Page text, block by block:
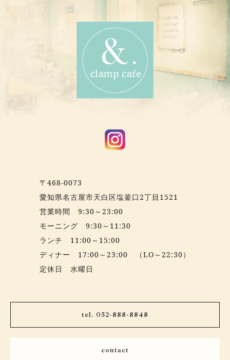
〒468-0073
愛知県名古屋市天白区塩釜口2丁目1521
営業時間 9:30～23:00
モーニング 9:30～11:30
ランチ 11:00～15:00
ディナー 17:00～23:00 （LO～22:30）
定休日 水曜日
tel. 052-888-8848
contact